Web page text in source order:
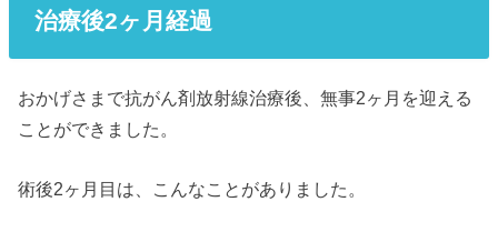
治療後2ヶ月経過
おかげさまで抗がん剤放射線治療後、無事2ヶ月を迎える
ことができました。
術後2ヶ月目は、こんなことがありました。